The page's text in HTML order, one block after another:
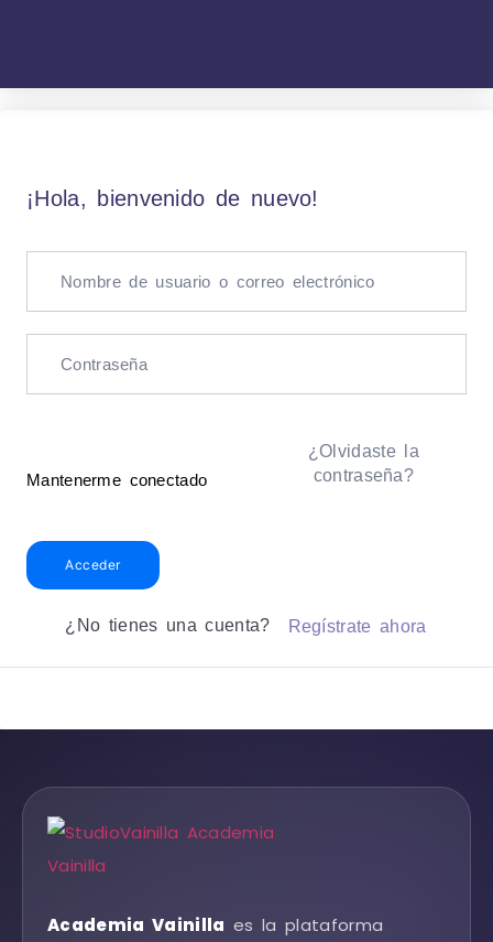
¡Hola, bienvenido de nuevo!
Mantenerme conectado
¿Olvidaste la
contraseña?
Acceder
¿No tienes una cuenta? Regístrate ahora
Academia Vainilla es la plataforma